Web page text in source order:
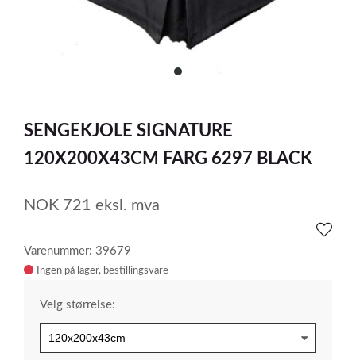
item
of
1
SENGEKJOLE SIGNATURE
120X200X43CM FARG 6297 BLACK
NOK 721 eksl. mva
Varenummer: 39679
Ingen på lager
Velg størrelse: